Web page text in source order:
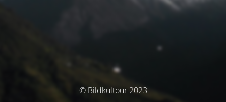
© Bildkultour 2023